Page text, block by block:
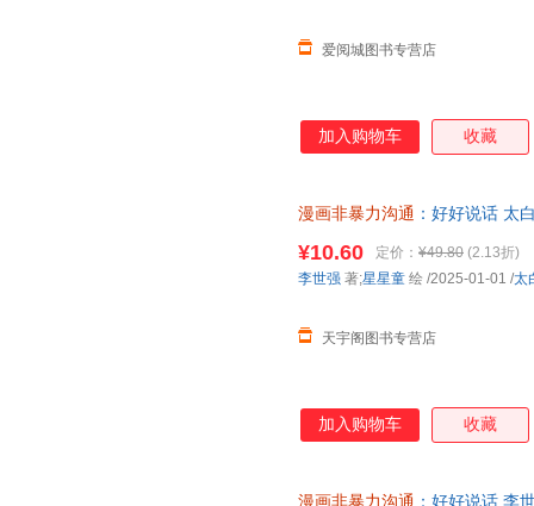
爱阅城图书专营店
加入购物车 收藏
漫画非暴力沟通 ：好好说话 太
¥10.60 定价： ¥49.80 (2.13折)
天宇阁图书专营店
李世强 著;星星童 绘 /2025-01-01 /太
加入购物车 收藏
漫画非暴力沟通 ：好好说话 李